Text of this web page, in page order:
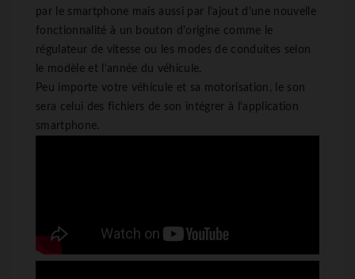
par le smartphone mais aussi par l'ajout d'une nouvelle
fonctionnalité à un bouton d'origine comme le
régulateur de vitesse ou les modes de conduites selon
le modèle et l'année du véhicule.
Peu importe votre véhicule et sa motorisation, le son
sera celui des fichiers de son intégrer à l'application
smartphone.